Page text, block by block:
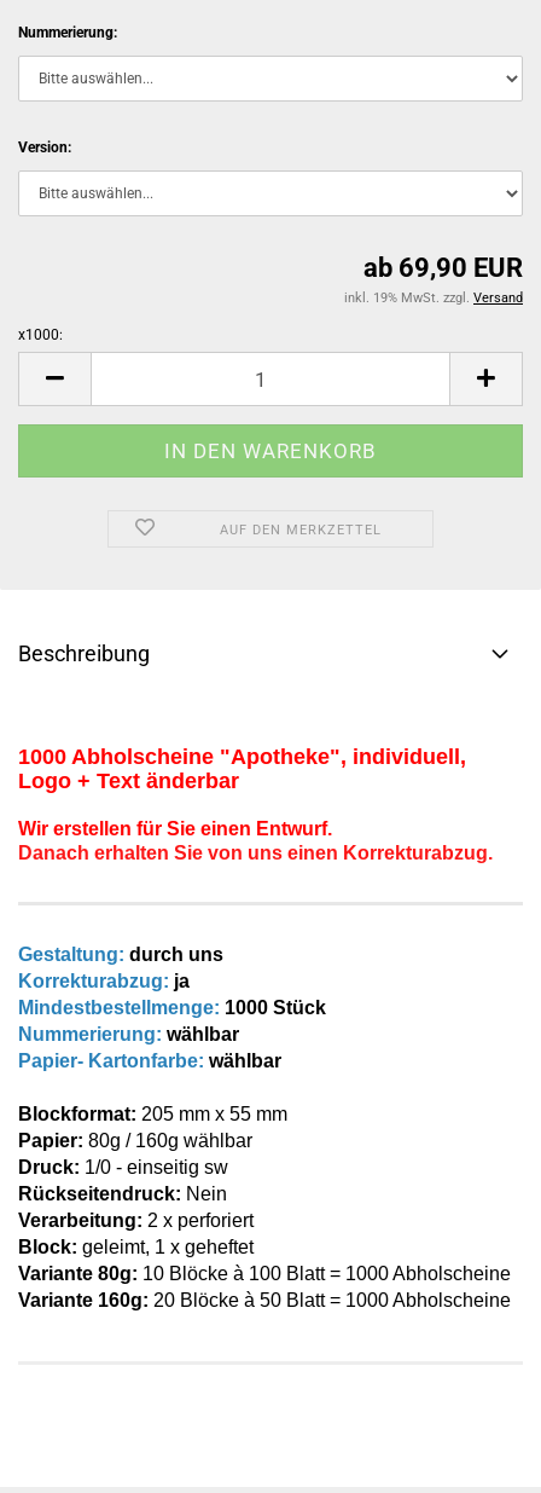
Nummerierung:
Version:
ab 69,90 EUR
inkl. 19% MwSt. zzgl. Versand
x1000:
AUF DEN MERKZETTEL
Beschreibung
1000 Abholscheine "Apotheke", individuell ,
Logo + Text änderbar
Wir erstellen für Sie einen Entwurf.
Danach erhalten Sie von uns einen Korrekturabzug.
Gestaltung: durch uns
Korrekturabzug: ja
Mindestbestellmenge: 1000 Stück
Nummerierung: wählbar
Papier- Kartonfarbe: wählbar
Blockformat: 205 mm x 55 mm
Papier: 80g / 160g wählbar
Druck: 1/0 - einseitig sw
Rückseitendruck: Nein
Verarbeitung: 2 x perforiert
Block: geleimt, 1 x geheftet
Variante 80g: 10 Blöcke à 100 Blatt = 1000Abholscheine
Variante 160g: 20 Blöcke à 50 Blatt = 1000Abholscheine